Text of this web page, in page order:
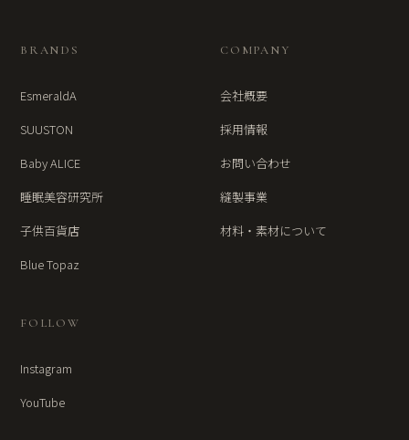
BRANDS
EsmeraldA
SUUSTON
Baby ALICE
睡眠美容研究所
子供百貨店
Blue Topaz
COMPANY
会社概要
採用情報
お問い合わせ
縫製事業
材料・素材について
FOLLOW
Instagram
YouTube